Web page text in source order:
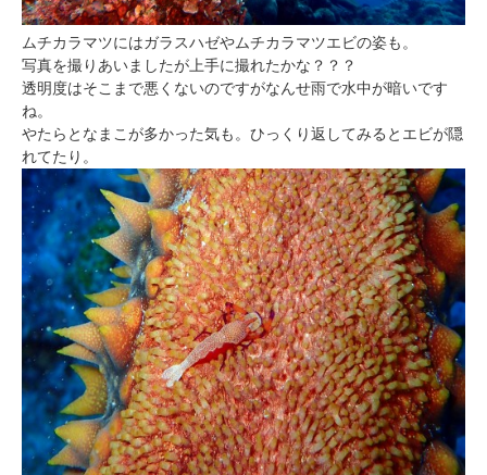
ムチカラマツにはガラスハゼやムチカラマツエビの姿も。
写真を撮りあいましたが上手に撮れたかな？？？
透明度はそこまで悪くないのですがなんせ雨で水中が暗いです
ね。
やたらとなまこが多かった気も。ひっくり返してみるとエビが隠
れてたり。